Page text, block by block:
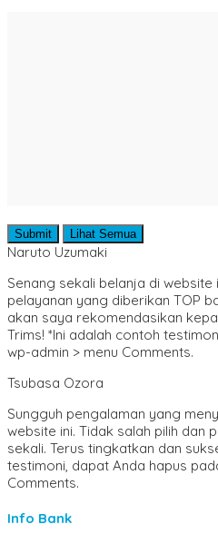
Submit Lihat Semua
Naruto Uzumaki
Senang sekali belanja di website
pelayanan yang diberikan TOP
akan saya rekomendasikan
Trims! *Ini adalah contoh
wp-admin > menu Comments.
Tsubasa Ozora
Sungguh pengalaman yang
website ini. Tidak salah pilih dan
sekali. Terus tingkatkan dan
testimoni, dapat Anda hapus
Comments.
Info Bank